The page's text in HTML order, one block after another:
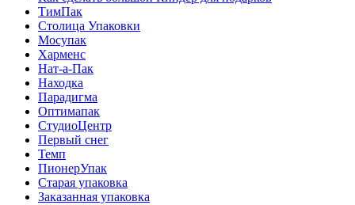
ТимПак
Столица Упаковки
Мосупак
Харменс
Нат-а-Пак
Находка
Парадигма
Оптимапак
СтудиоЦентр
Первый снег
Темп
ПионерУпак
Старая упаковка
Заказанная упаковка